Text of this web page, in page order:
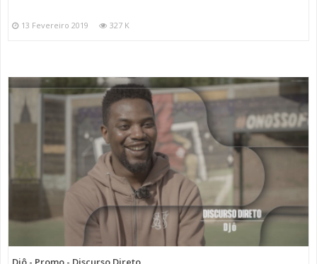
13 Fevereiro 2019 327 K